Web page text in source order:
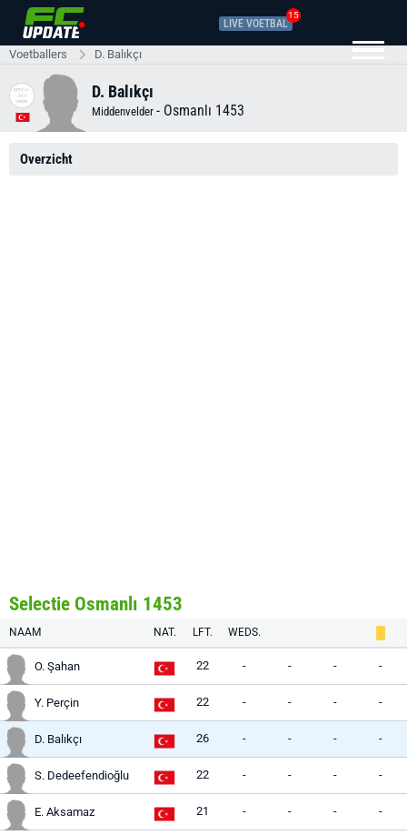
LIVE VOETBAL
15
Voetballers D. Balıkçı
D. Balıkçı
Middenvelder - Osmanlı 1453
Overzicht
Selectie Osmanlı 1453
NAAM NAT. LFT. WEDS.
O. Şahan 22 - - - -
Y. Perçin 22 - - - -
D. Balıkçı 26 - - - -
S. Dedeefendioğlu 22 - - - -
E. Aksamaz 21 - - - -